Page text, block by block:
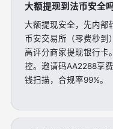
大额提现到法币安全
大额提现安全，先内部
币安交易所（零费秒到
高评分商家提现银行卡
控。邀请码AA2288享
钱扫描，合规率99%。